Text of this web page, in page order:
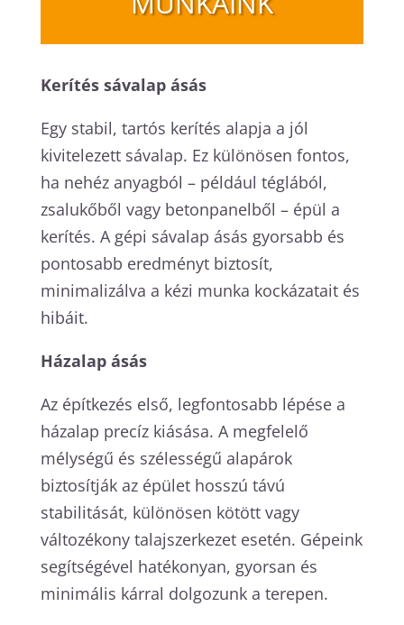
Kerítés sávalap ásás
Egy stabil, tartós kerítés alapja a jól
kivitelezett sávalap. Ez különösen fontos,
ha nehéz anyagból – például téglából,
zsalukőből vagy betonpanelből – épül a
kerítés. A gépi sávalap ásás gyorsabb és
pontosabb eredményt biztosít,
minimalizálva a kézi munka kockázatait és
hibáit.
Házalap ásás
Az építkezés első, legfontosabb lépése a
házalap precíz kiásása. A megfelelő
mélységű és szélességű alapárok
biztosítják az épület hosszú távú
stabilitását, különösen kötött vagy
változékony talajszerkezet esetén. Gépeink
segítségével hatékonyan, gyorsan és
minimális kárral dolgozunk a terepen.